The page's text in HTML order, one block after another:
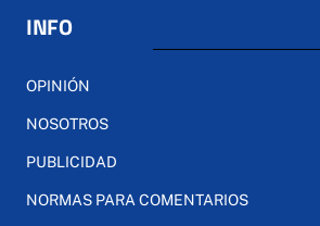
INFO
OPINIÓN
NOSOTROS
PUBLICIDAD
NORMAS PARA COMENTARIOS